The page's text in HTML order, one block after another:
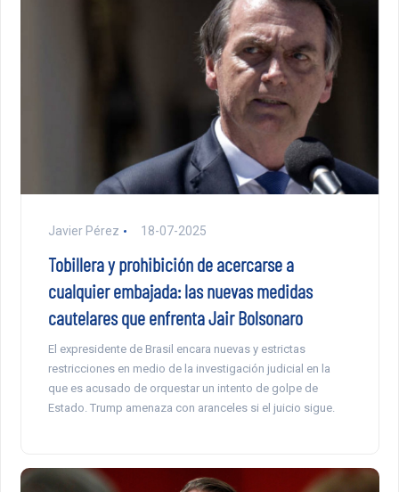
Javier Pérez 18-07-2025
Tobillera y prohibición de acercarse a
cualquier embajada: las nuevas medidas
cautelares que enfrenta Jair Bolsonaro
El expresidente de Brasil encara nuevas y estrictas
restricciones en medio de la investigación judicial en la
que es acusado de orquestar un intento de golpe de
Estado. Trump amenaza con aranceles si el juicio sigue.